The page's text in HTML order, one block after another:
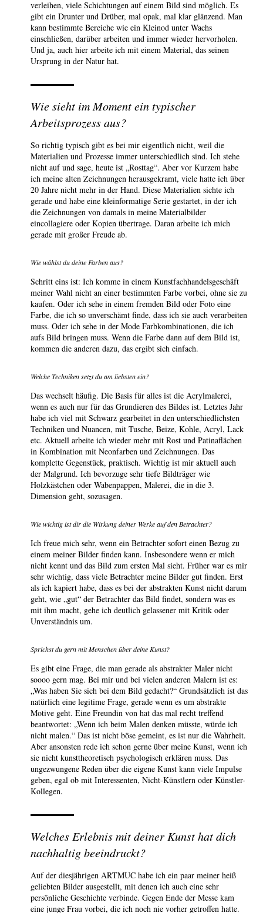
verleihen, viele Schichtungen auf einem Bild sind möglich. Es
gibt ein Drunter und Drüber, mal opak, mal klar glänzend. Man
kann bestimmte Bereiche wie ein Kleinod unter Wachs
einschließen, darüber arbeiten und immer wieder hervorholen.
Und ja, auch hier arbeite ich mit einem Material, das seinen
Ursprung in der Natur hat.
Wie sieht im Moment ein typischer
Arbeitsprozess aus?
So richtig typisch gibt es bei mir eigentlich nicht, weil die
Materialien und Prozesse immer unterschiedlich sind. Ich stehe
nicht auf und sage, heute ist „Rosttag“. Aber vor Kurzem habe
ich meine alten Zeichnungen herausgekramt, viele hatte ich über
20 Jahre nicht mehr in der Hand. Diese Materialien sichte ich
gerade und habe eine kleinformatige Serie gestartet, in der ich
die Zeichnungen von damals in meine Materialbilder
eincollagiere oder Kopien übertrage. Daran arbeite ich mich
gerade mit großer Freude ab.
Wie wählst du deine Farben aus?
Schritt eins ist: Ich komme in einem Kunstfachhandelsgeschäft
meiner Wahl nicht an einer bestimmten Farbe vorbei, ohne sie zu
kaufen. Oder ich sehe in einem fremden Bild oder Foto eine
Farbe, die ich so unverschämt finde, dass ich sie auch verarbeiten
muss. Oder ich sehe in der Mode Farbkombinationen, die ich
aufs Bild bringen muss. Wenn die Farbe dann auf dem Bild ist,
kommen die anderen dazu, das ergibt sich einfach.
Welche Techniken setzt du am liebsten ein?
Das wechselt häufig. Die Basis für alles ist die Acrylmalerei,
wenn es auch nur für das Grundieren des Bildes ist. Letztes Jahr
habe ich viel mit Schwarz gearbeitet in den unterschiedlichsten
Techniken und Nuancen, mit Tusche, Beize, Kohle, Acryl, Lack
etc. Aktuell arbeite ich wieder mehr mit Rost und Patinaflächen
in Kombination mit Neonfarben und Zeichnungen. Das
komplette Gegenstück, praktisch. Wichtig ist mir aktuell auch
der Malgrund. Ich bevorzuge sehr tiefe Bildträger wie
Holzkästchen oder Wabenpappen, Malerei, die in die 3.
Dimension geht, sozusagen.
Wie wichtig ist dir die Wirkung deiner Werke auf den Betrachter?
Ich freue mich sehr, wenn ein Betrachter sofort einen Bezug zu
einem meiner Bilder finden kann. Insbesondere wenn er mich
nicht kennt und das Bild zum ersten Mal sieht. Früher war es mir
sehr wichtig, dass viele Betrachter meine Bilder gut finden. Erst
als ich kapiert habe, dass es bei der abstrakten Kunst nicht darum
geht, wie „gut“ der Betrachter das Bild findet, sondern was es
mit ihm macht, gehe ich deutlich gelassener mit Kritik oder
Unverständnis um.
Sprichst du gern mit Menschen über deine Kunst?
Es gibt eine Frage, die man gerade als abstrakter Maler nicht
soooo gern mag. Bei mir und bei vielen anderen Malern ist es:
„Was haben Sie sich bei dem Bild gedacht?“ Grundsätzlich ist das
natürlich eine legitime Frage, gerade wenn es um abstrakte
Motive geht. Eine Freundin von hat das mal recht treffend
beantwortet: „Wenn ich beim Malen denken müsste, würde ich
nicht malen.“ Das ist nicht böse gemeint, es ist nur die Wahrheit.
Aber ansonsten rede ich schon gerne über meine Kunst, wenn ich
sie nicht kunsttheoretisch psychologisch erklären muss. Das
ungezwungene Reden über die eigene Kunst kann viele Impulse
geben, egal ob mit Interessenten, Nicht-Künstlern oder Künstler-
Kollegen.
Welches Erlebnis mit deiner Kunst hat dich
nachhaltig beeindruckt?
Auf der diesjährigen ARTMUC habe ich ein paar meiner heiß
geliebten Bilder ausgestellt, mit denen ich auch eine sehr
persönliche Geschichte verbinde. Gegen Ende der Messe kam
eine junge Frau vorbei, die ich noch nie vorher getroffen hatte.